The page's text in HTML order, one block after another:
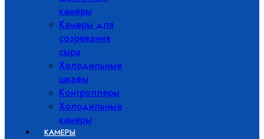
камеры
Камеры для
созревания
сыра
Холодильные
шкафы
Контроллеры
Холодильные
камеры
КАМЕРЫ